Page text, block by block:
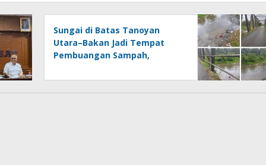
Sungai di Batas Tanoyan
Utara–Bakan Jadi Tempat
Pembuangan Sampah,
Kontrol Pemerintah